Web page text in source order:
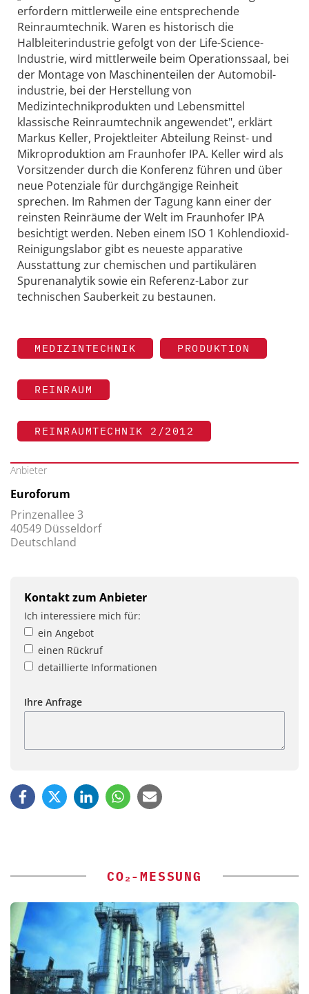
erfordern mittlerweile eine entsprechende
Reinraumtechnik. Waren es historisch die
Halbleiterindustrie gefolgt von der Life-Science-
Industrie, wird mittlerweile beim Operationssaal, bei
der Montage von Maschinenteilen der Automobil­
industrie, bei der Herstellung von
Medizintechnikprodukten und Lebensmittel
klassische Reinraumtechnik angewendet", erklärt
Markus Keller, Projektleiter Abteilung Reinst- und
Mikroproduktion am Fraunhofer IPA. Keller wird als
Vorsitzender durch die Konferenz führen und über
neue Potenziale für durchgängige Reinheit
sprechen. Im Rahmen der Tagung kann einer der
reinsten Reinräume der Welt im Fraunhofer IPA
besichtigt werden. Neben einem ISO 1 Kohlendioxid-
Reinigungslabor gibt es neueste apparative
Ausstattung zur chemischen und partikulären
Spurenanalytik sowie ein Referenz-Labor zur
technischen Sauberkeit zu bestaunen.
MEDIZINTECHNIK PRODUKTION
REINRAUM
REINRAUMTECHNIK 2/2012
Anbieter
Euroforum
Prinzenallee 3
40549 Düsseldorf
Deutschland
Kontakt zum Anbieter
Ich interessiere mich für:
ein Angebot
einen Rückruf
detaillierte Informationen
Ihre Anfrage
CO₂-MESSUNG